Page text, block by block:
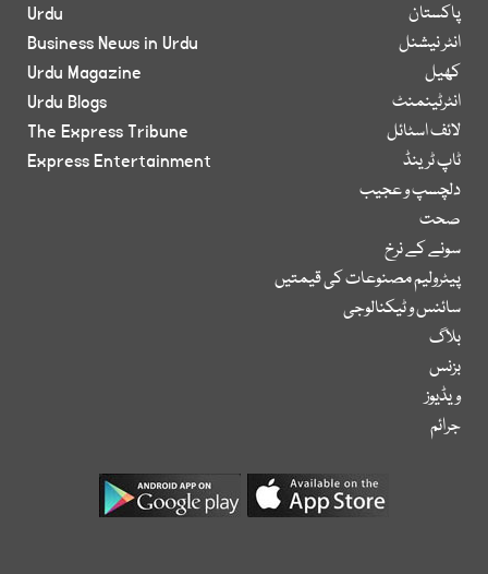
پاکستان
انٹر نیشنل
کھیل
انٹرٹینمنٹ
لائف اسٹائل
ٹاپ ٹرینڈ
دلچسپ و عجیب
صحت
سونے کے نرخ
پیٹرولیم مصنوعات کی قیمتیں
سائنس و ٹیکنالوجی
بلاگ
بزنس
ویڈیوز
جرائم
Urdu
Business News in Urdu
Urdu Magazine
Urdu Blogs
The Express Tribune
Express Entertainment